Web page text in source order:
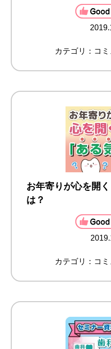
カテゴリ：コ
お年寄りが心を開
は？
カテゴリ：コ